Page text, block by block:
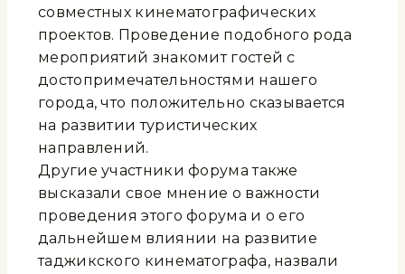
совместных кинематографических
проектов. Проведение подобного рода
мероприятий знакомит гостей с
достопримечательностями нашего
города, что положительно сказывается
на развитии туристических
направлений.
Другие участники форума также
высказали свое мнение о важности
проведения этого форума и о его
дальнейшем влиянии на развитие
таджикского кинематографа, назвали